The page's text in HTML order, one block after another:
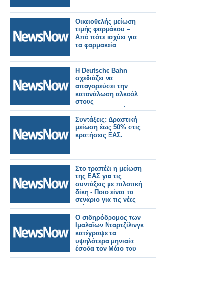
Οικειοθελής μείωση
τιμής φαρμάκου –
Από πότε ισχύει για
τα φαρμακεία
Η Deutsche Bahn
σχεδιάζει να
απαγορεύσει την
κατανάλωση αλκοόλ
στους
σιδηροδρομικούς
σταθμούς στη
Γερμανία.
Συντάξεις: Δραστική
μείωση έως 50% στις
κρατήσεις ΕΑΣ.
Στο τραπέζι η μείωση
της ΕΑΣ για τις
συντάξεις με πιλοτική
δίκη - Ποιο είναι το
σενάριο για τις νέες
κλίμακες.
Ο σιδηρόδρομος των
Ιμαλαΐων Νταρτζίλινγκ
κατέγραψε τα
υψηλότερα μηνιαία
έσοδα τον Μάιο του
2026